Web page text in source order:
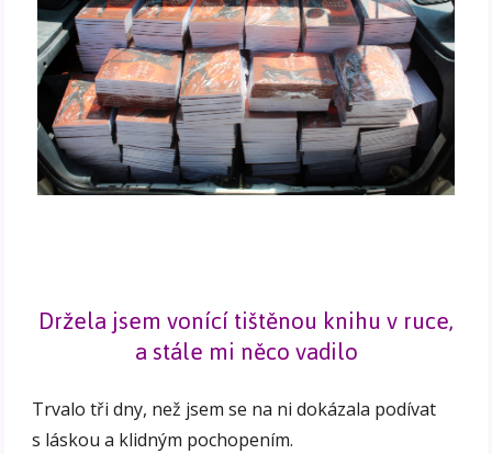
Držela jsem vonící tištěnou knihu v ruce,
a stále mi něco vadilo
Trvalo tři dny, než jsem se na ni dokázala podívat
s láskou a klidným pochopením.